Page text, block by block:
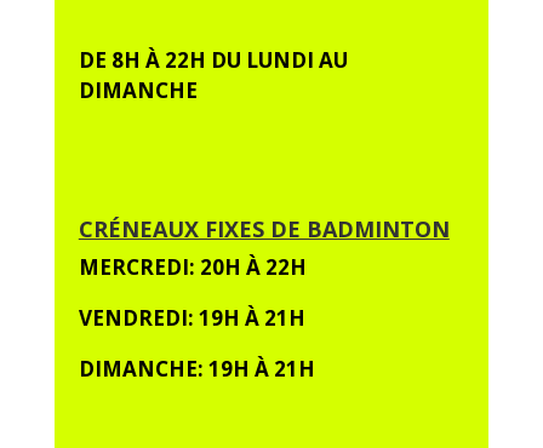
DE 8H À 22H DU LUNDI AU
DIMANCHE
CRÉNEAUX FIXES DE BADMINTON
MERCREDI: 20H À 22H
VENDREDI: 19H À 21H
DIMANCHE: 19H À 21H